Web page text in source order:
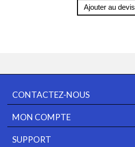
Ajouter au devis
CONTACTEZ-NOUS
MON COMPTE
SUPPORT